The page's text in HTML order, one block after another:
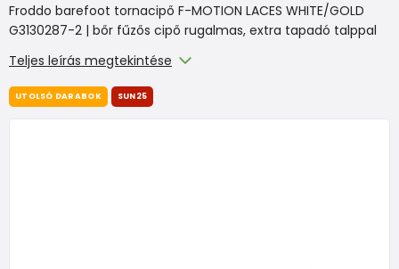
Froddo barefoot tornacipő F-MOTION LACES WHITE/GOLD
G3130287-2 | bőr fűzős cipő rugalmas, extra tapadó talppal
Teljes leírás megtekintése
UTOLSÓ DARABOK SUN25